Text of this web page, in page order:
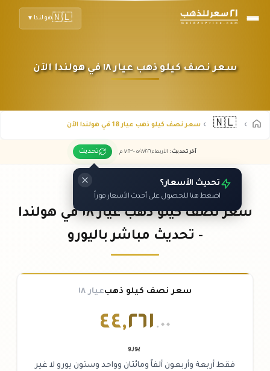
🇳🇱هولندا ▼
سعر نصف كيلو ذهب عيار ١٨ في هولندا الآن
🇳🇱 سعر نصف كيلو ذهب عيار 18 في هولندا الآن
آخر تحديث : الأربعاء ٠٥ /٠٨/٢٠٢٦ - ٠٧:٢٣ م تحديث
تحديث الأسعار؟
اضغط هنا للحصول على أحدث الأسعار فوراً
سعر نصف كيلو ذهب عيار ١٨ في هولندا
- تحديث مباشر باليورو
سعر نصف كيلو ذهبعيار ١٨
٤٤,٢٦١ .٠٠
يورو
فقط أربعة وأربعون ألفاً ومائتان وواحد وستون يورو لا غير